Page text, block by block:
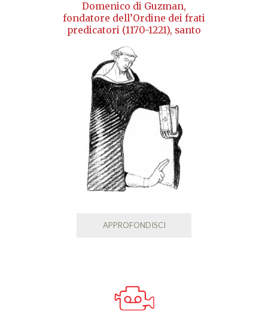
Domenico di Guzman,
fondatore dell’Ordine dei frati
predicatori (1170-1221), santo
APPROFONDISCI